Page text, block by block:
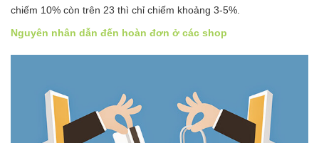
chiếm 10% còn trên 23 thì chỉ chiếm khoảng 3-5%.
Nguyên nhân dẫn đến hoàn đơn ở các shop